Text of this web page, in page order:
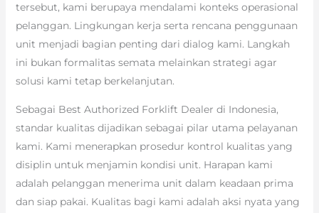
tersebut, kami berupaya mendalami konteks operasional
pelanggan. Lingkungan kerja serta rencana penggunaan
unit menjadi bagian penting dari dialog kami. Langkah
ini bukan formalitas semata melainkan strategi agar
solusi kami tetap berkelanjutan.
Sebagai Best Authorized Forklift Dealer di Indonesia,
standar kualitas dijadikan sebagai pilar utama pelayanan
kami. Kami menerapkan prosedur kontrol kualitas yang
disiplin untuk menjamin kondisi unit. Harapan kami
adalah pelanggan menerima unit dalam keadaan prima
dan siap pakai. Kualitas bagi kami adalah aksi nyata yang